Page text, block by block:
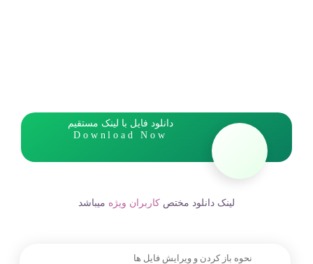
دانلود فایل با لینک مستقیم
Download Now
لینک دانلود مختص کاربران ویژه میباشد
نحوه باز کردن و ویرایش فایل ها